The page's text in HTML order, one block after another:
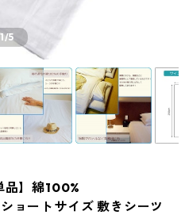
1/5
品】綿100%
ョートサイズ 敷きシーツ